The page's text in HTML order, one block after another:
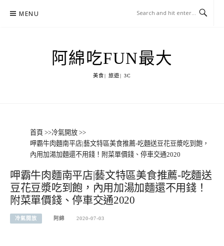
MENU
阿綿吃FUN最大
美食| 旅遊| 3C
首頁 >>冷氣開放 >>
呷霸牛肉麵南平店|藝文特區美食推薦-吃麵送豆花豆漿吃到飽，
內用加湯加麵還不用錢！附菜單價錢、停車交通2020
呷霸牛肉麵南平店|藝文特區美食推薦-吃麵送
豆花豆漿吃到飽，內用加湯加麵還不用錢！
附菜單價錢、停車交通2020
冷氣開放 阿綿 2020-07-03